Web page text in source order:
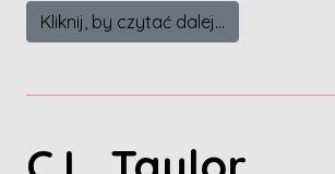
Kliknij, by czytać dalej...